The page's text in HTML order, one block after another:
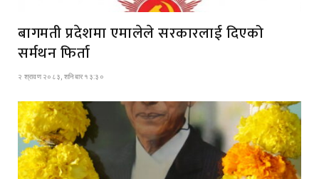
बागमती प्रदेशमा एमालेले सरकारलाई दिएको
सर्मथन फिर्ता
२ श्रावण २०८३, शनिबार १३:३०